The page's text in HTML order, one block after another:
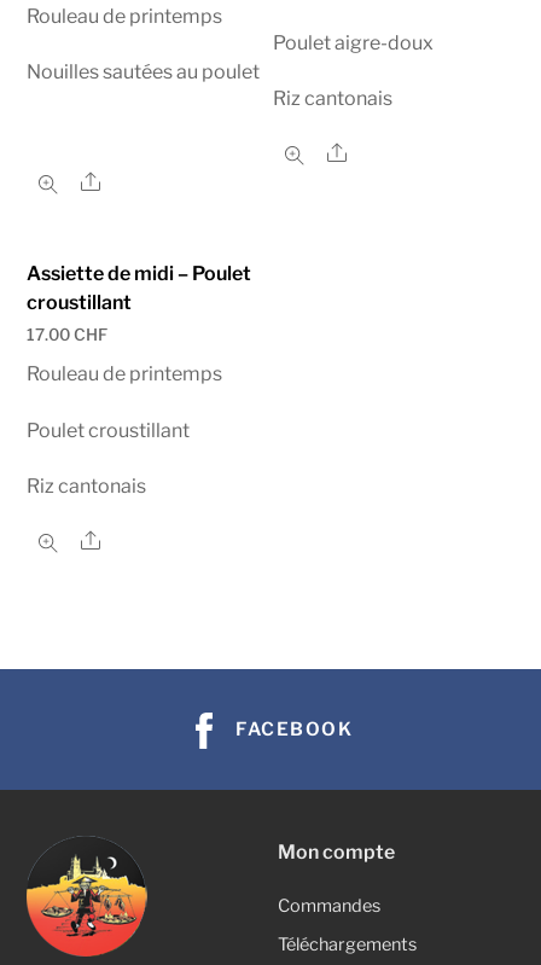
Rouleau de printemps
Nouilles sautées au poulet
Share
Poulet aigre-doux
Riz cantonais
Share
Assiette de midi – Poulet
croustillant
17.00CHF
Rouleau de printemps
Poulet croustillant
Riz cantonais
Share
FACEBOOK
Mon compte
Commandes
Téléchargements